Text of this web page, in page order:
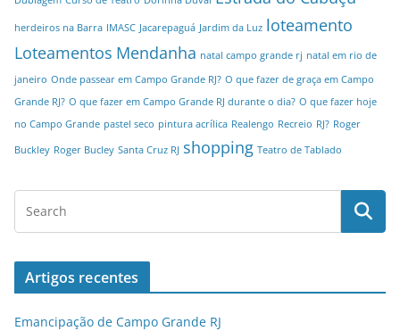
herdeiros na Barra IMASC Jacarepaguá Jardim da Luz loteamento
Loteamentos Mendanha natal campo grande rj natal em rio de
janeiro Onde passear em Campo Grande RJ? O que fazer de graça em Campo
Grande RJ? O que fazer em Campo Grande RJ durante o dia? O que fazer hoje
no Campo Grande pastel seco pintura acrílica Realengo Recreio RJ? Roger
Buckley Roger Bucley Santa Cruz RJ shopping Teatro de Tablado
Artigos recentes
Emancipação de Campo Grande RJ